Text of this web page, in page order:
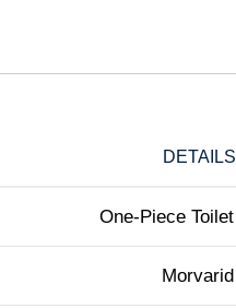
DETAILS
One-Piece Toilet
Morvarid